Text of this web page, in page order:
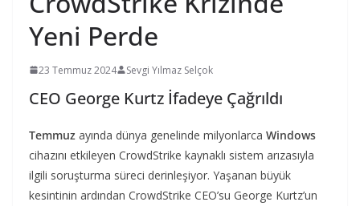
Yeni Perde
23 Temmuz 2024 Sevgi Yılmaz Selçok
CEO George Kurtz İfadeye Çağrıldı
Temmuz ayında dünya genelinde milyonlarca Windows
cihazını etkileyen CrowdStrike kaynaklı sistem arızasıyla
ilgili soruşturma süreci derinleşiyor. Yaşanan büyük
kesintinin ardından CrowdStrike CEO’su George Kurtz’un